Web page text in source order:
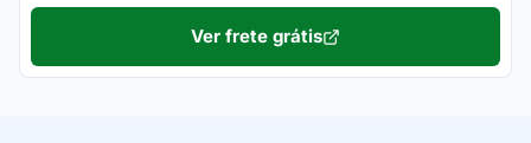
Ver frete grátis